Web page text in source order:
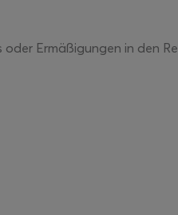
Ermäßigungen in den